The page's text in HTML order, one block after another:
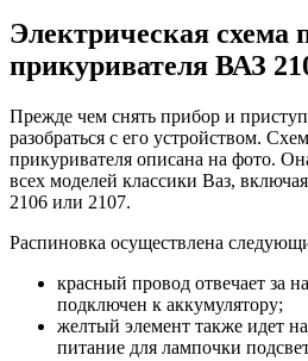
Электрическая схема
прикуривателя ВАЗ
Прежде чем снять прибор и
разобраться с его устройством.
прикуривателя описана на фото.
всех моделей классики Ваз,
2106 или 2107.
Распиновка осуществлена
красный провод отвечает за
подключен к аккумулятору;
желтый элемент также идет
питание для лампочки